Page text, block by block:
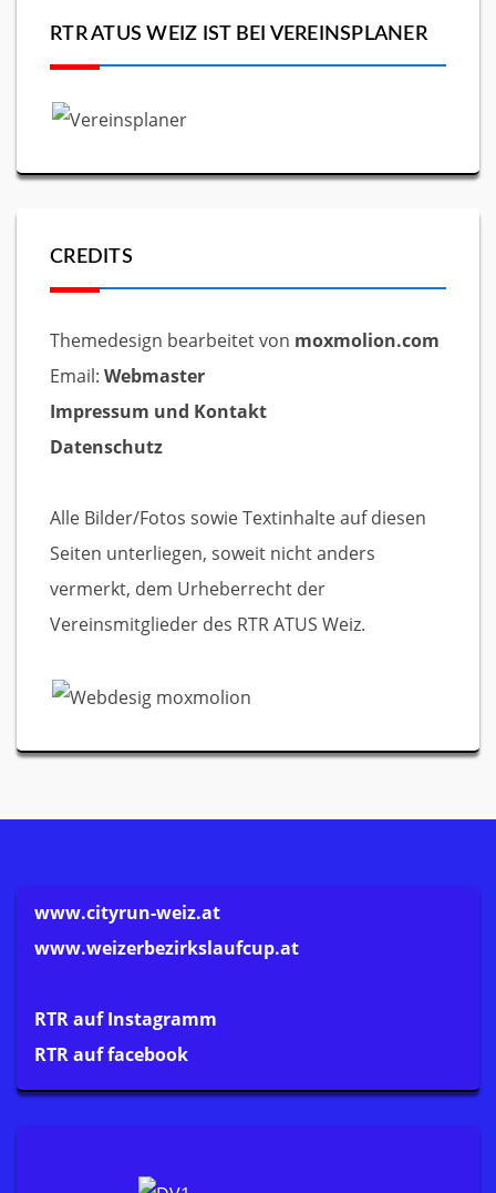
RTR ATUS WEIZ IST BEI VEREINSPLANER
CREDITS
Themedesign bearbeitet von moxmolion.com
Email: Webmaster
Impressum und Kontakt
Datenschutz
Alle Bilder/Fotos sowie Textinhalte auf diesen
Seiten unterliegen, soweit nicht anders
vermerkt, dem Urheberrecht der
Vereinsmitglieder des RTR ATUS Weiz.
www.cityrun-weiz.at
www.weizerbezirkslaufcup.at
RTR auf Instagramm
RTR auf facebook